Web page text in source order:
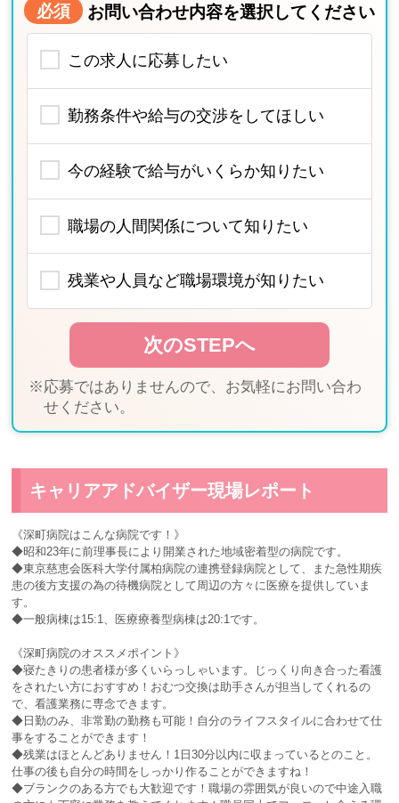
必須 お問い合わせ内容を選択してください
この求人に応募したい
勤務条件や給与の交渉をしてほしい
今の経験で給与がいくらか知りたい
職場の人間関係について知りたい
残業や人員など職場環境が知りたい
※応募ではありませんので、お気軽にお問い合わ
せください。
キャリアアドバイザー現場レポート
《深町病院はこんな病院です！》
◆昭和23年に前理事長により開業された地域密着型の病院です。
◆東京慈恵会医科大学付属柏病院の連携登録病院として、また急性期疾
患の後方支援の為の待機病院として周辺の方々に医療を提供していま
す。
◆一般病棟は15:1、医療療養型病棟は20:1です。
《深町病院のオススメポイント》
◆寝たきりの患者様が多くいらっしゃいます。じっくり向き合った看護
をされたい方におすすめ！おむつ交換は助手さんが担当してくれるの
で、看護業務に専念できます。
◆日勤のみ、非常勤の勤務も可能！自分のライフスタイルに合わせて仕
事をすることができます！
◆残業はほとんどありません！1日30分以内に収まっているとのこと。
仕事の後も自分の時間をしっかり作ることができますね！
◆ブランクのある方でも大歓迎です！職場の雰囲気が良いので中途入職